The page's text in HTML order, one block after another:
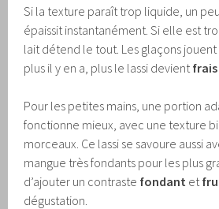
Si la texture paraît trop liquide, un
épaissit instantanément. Si elle est
lait détend le tout. Les glaçons jouent
plus il y en a, plus le lassi devient frais
Pour les petites mains, une portion
fonctionne mieux, avec une texture
morceaux. Ce lassi se savoure aussi
mangue très fondants pour les plus
d’ajouter un contraste fondant et
dégustation.